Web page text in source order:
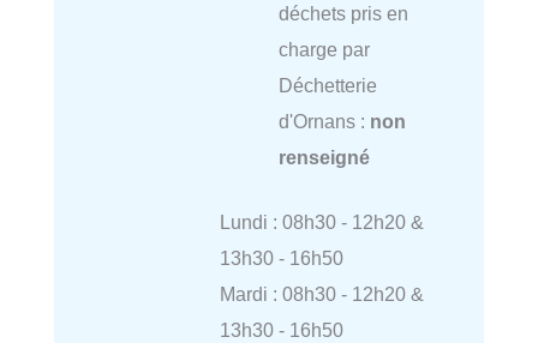
déchets pris en
charge par
Déchetterie
d'Ornans : non
renseigné
Lundi : 08h30 - 12h20 &
13h30 - 16h50
Mardi : 08h30 - 12h20 &
13h30 - 16h50